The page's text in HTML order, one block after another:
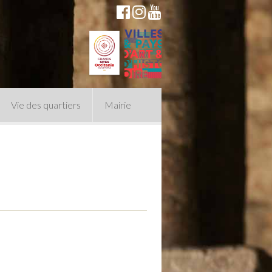
Vie des quartiers Mairie